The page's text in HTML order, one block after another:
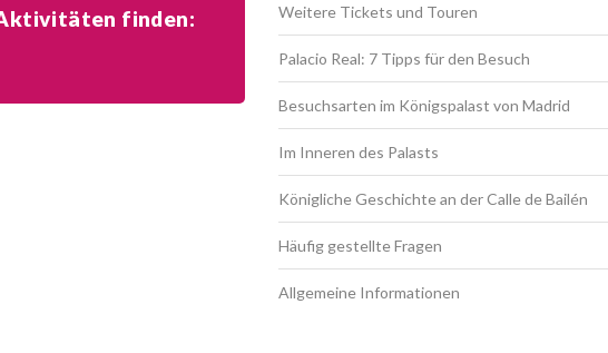
finden: Weitere Tickets und Touren
Palacio Real: 7 Tipps für den Besuch
Besuchsarten im Königspalast von Madrid
Im Inneren des Palasts
Königliche Geschichte an der Calle de Bailén
Häufig gestellte Fragen
Allgemeine Informationen